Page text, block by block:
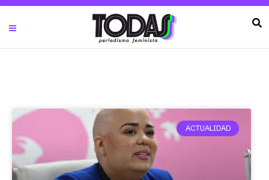
ACTUALIDAD